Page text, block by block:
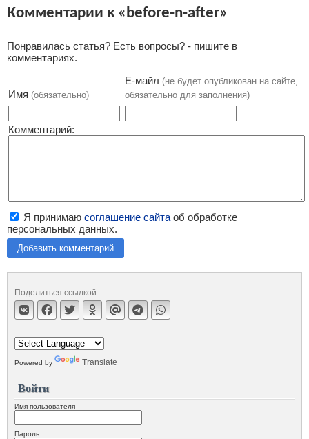
Комментарии к «before-n-after»
Понравилась статья? Есть вопросы? - пишите в
комментариях.
Имя (обязательно)
Е-майл (не будет опубликован на сайте,
обязательно для заполнения)
Комментарий:
Я принимаю соглашение сайтаоб обработке
персональных данных.
Добавить комментарий
Поделиться ссылкой
Powered by Translate
Войти
Имя пользователя
Пароль